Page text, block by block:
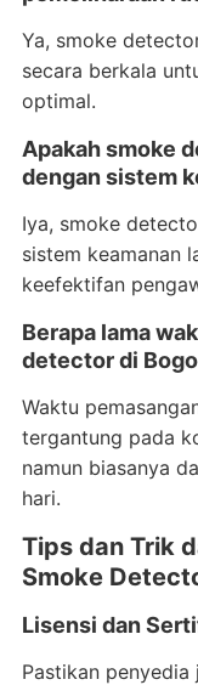
Ya, smoke
secara berkala
optimal.
Apakah smoke
dengan sistem
Iya, smoke
sistem keamanan
keefektifan
Berapa lama
detector di
Waktu
tergantung pada
namun biasanya
hari.
Tips dan Trik
Smoke
Lisensi dan
Pastikan